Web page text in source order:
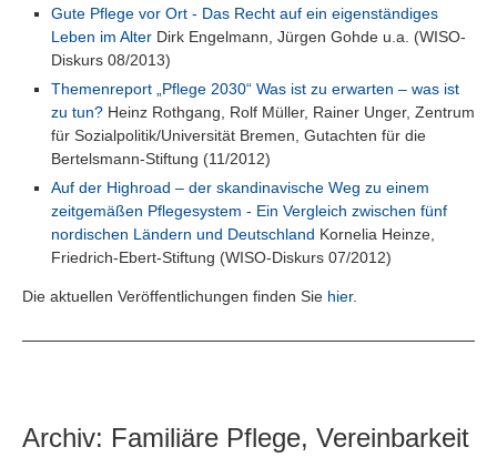
Gute Pflege vor Ort - Das Recht auf ein eigenständiges
Leben im AlterDirk Engelmann, Jürgen Gohde u.a. (WISO-
Diskurs 08/2013)
Themenreport „Pflege 2030“ Was ist zu erwarten – was ist
zu tun?Heinz Rothgang, Rolf Müller, Rainer Unger, Zentrum
für Sozialpolitik/Universität Bremen, Gutachten für die
Bertelsmann-Stiftung (11/2012)
Auf der Highroad – der skandinavische Weg zu einem
zeitgemäßen Pflegesystem - Ein Vergleich zwischen fünf
nordischen Ländern und Deutschland Kornelia Heinze,
Friedrich-Ebert-Stiftung (WISO-Diskurs 07/2012)
Die aktuellen Veröffentlichungen finden Sie hier.
Archiv: Familiäre Pflege, Vereinbarkeit